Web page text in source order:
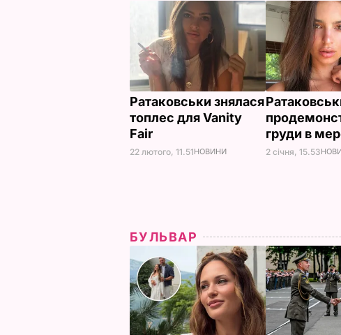
Ратаковськи знялася
топлес для Vanity
Fair
22 лютого, 11.51НОВИНИ
груди в
2 січня, 15.53
БУЛЬВАР